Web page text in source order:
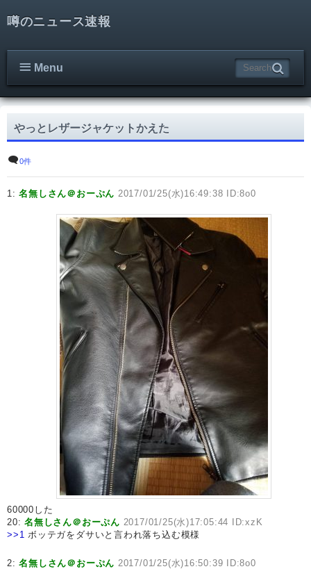
噂のニュース速報
Menu
やっとレザージャケットかえた
0件
1:名無しさん＠おーぷん 2017/01/25(水)16:49:38 ID:8o0
60000した
20:名無しさん＠おーぷん 2017/01/25(水)17:05:44 ID:xzK
>>1 ボッテガをダサいと言われ落ち込む模様
2:名無しさん＠おーぷん 2017/01/25(水)16:50:39 ID:8o0